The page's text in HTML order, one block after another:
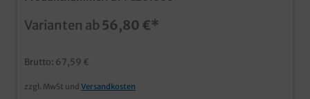
Komponentenungebleichter Karton im Bio Look, Papier
durch PE Innenbeschichtungmikrowellengeeignetideal
individuell bedruckbar
Varianten ab 56,80 €*
Brutto: 67,59 €
zzgl. MwSt und Versandkosten